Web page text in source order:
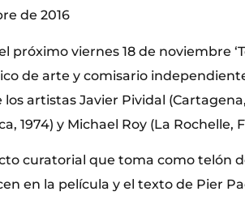
de 2016
próximo viernes 18 de noviembre
de arte y comisario
artistas Javier Pividal (Cartagena,
1974) y Michael Roy (La Rochelle,
curatorial que toma como telón
en la película y el texto de Pier